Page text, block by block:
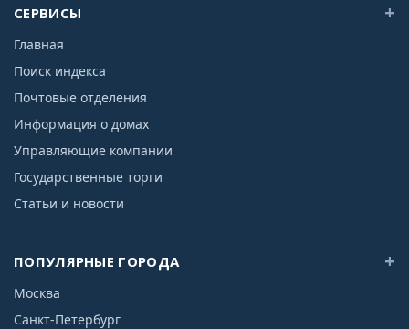
СЕРВИСЫ
Главная
Поиск индекса
Почтовые отделения
Информация о домах
Управляющие компании
Государственные торги
Статьи и новости
ПОПУЛЯРНЫЕ ГОРОДА
Москва
Санкт-Петербург